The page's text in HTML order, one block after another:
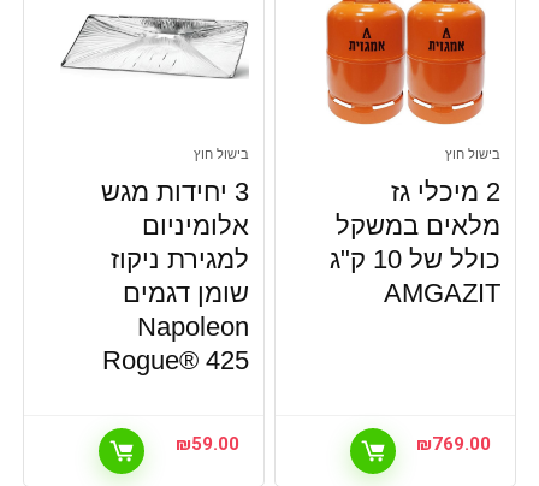
בישול חוץ
2 מיכלי גז
מלאים במשקל
כולל של 10 ק"ג
AMGAZIT
₪769.00
בישול חוץ
3 יחידות מגש
אלומיניום
למגירת ניקוז
שומן דגמים
Napoleon
Rogue® 425
₪59.00